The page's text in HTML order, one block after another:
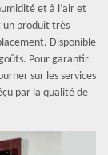
et à l’air et
un produit très
Disponible
Pour garantir
sur les services
par la qualité de